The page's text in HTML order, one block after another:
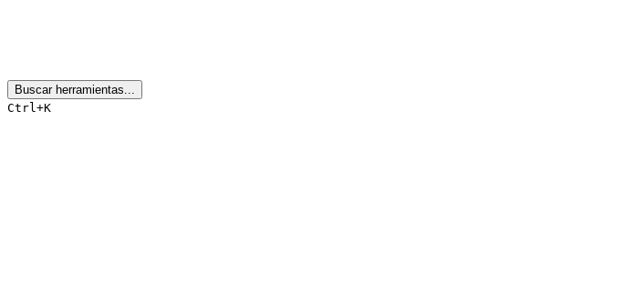
Buscar herramientas...
Ctrl+K